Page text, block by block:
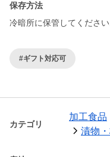
保存方法
冷暗所に保管してください
#ギフト対応可
カテゴリ
加工食品
漬物